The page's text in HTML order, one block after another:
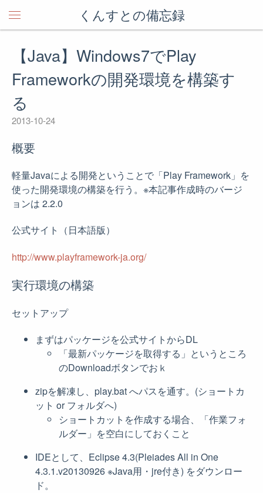
くんすとの備忘録
【Java】Windows7でPlay
Frameworkの開発環境を構築す
る
2013-10-24
概要
軽量Javaによる開発ということで「Play Framework」を
使った開発環境の構築を行う。※本記事作成時のバージ
ョンは 2.2.0
公式サイト（日本語版）
http://www.playframework-ja.org/
実行環境の構築
セットアップ
まずはパッケージを公式サイトからDL
「最新パッケージを取得する」というところ
のDownloadボタンでおｋ
zipを解凍し、play.bat へパスを通す。(ショートカ
ット or フォルダへ)
ショートカットを作成する場合、「作業フォ
ルダー」を空白にしておくこと
IDEとして、Eclipse 4.3(Pleiades All in One
4.3.1.v20130926 ※Java用・jre付き) をダウンロー
ド。